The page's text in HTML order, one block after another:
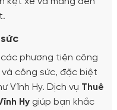
phương tiện công
công sức, đặc biệt
Vĩnh Hy. Dịch vụ Thuê
Hy giúp bạn khắc